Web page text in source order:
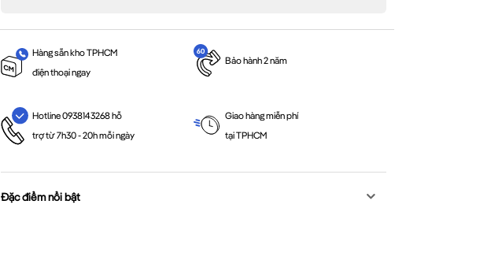
Hàng sẵn kho TPHCM
điện thoại ngay
Bảo hành 2 năm
Hotline 0938143268 hỗ
trợ từ 7h30 - 20h mỗi ngày
Giao hàng miễn phí
tại TPHCM
Đặc điểm nổi bật